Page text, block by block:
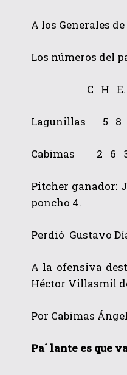
A los Generales
Los números del
C H E.
Lagunillas 5 8
Cabimas 2 6
Pitcher ganador:
poncho 4.
Perdió Gustavo
A la ofensiva
Héctor Villasmil
Por Cabimas
Pa´ lante es que